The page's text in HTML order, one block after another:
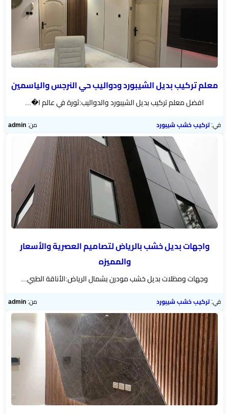
الرياض
مقاول
الرياض
حائط
بالجدران
ديكورات
معلم تركيب بديل الشيبورد ودواليب حي النرجس والياسمين
افضل معلم تركيب بديل الشيبورد والدواليب:ثورة في عالم ا�...
في:تركيب خشب شيبورد من:admin
واجهات بديل خشب بالرياض لتصاميم العصرية والأسعار
والمميزه
وجهات ومظلات بديل خشب مودرن بشمال الرياض:الأناقة الطبي...
في:تركيب خشب شيبورد من:admin